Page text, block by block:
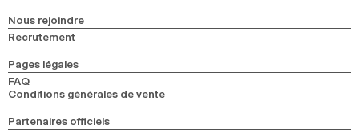
Nous rejoindre
Recrutement
Pages légales
FAQ
Conditions générales de vente
Partenaires officiels